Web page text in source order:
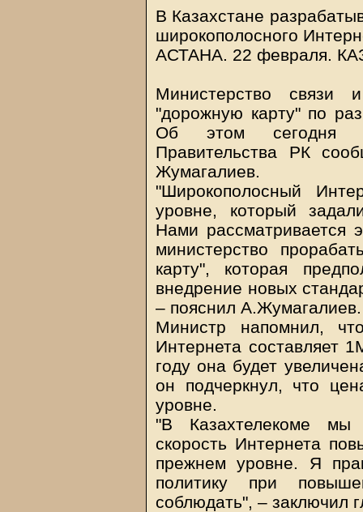
В Казахстане
широкополосного
АСТАНА. 22 февраля.
Министерство связи
"дорожную карту" по
Об этом сегодня
Правительства РК
Жумагалиев.
"Широкополосный
уровне, который
Нами рассматривается
министерство
карту", которая
внедрение новых
– пояснил А.Жумагалиев.
Министр напомнил,
Интернета составляет
году она будет
он подчеркнул, что
уровне.
"В Казахтелекоме мы
скорость Интернета
прежнем уровне. Я
политику при
соблюдать", – заключил